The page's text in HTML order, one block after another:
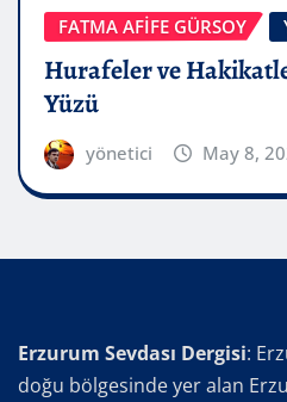
FATMA AFİFE GÜRSOY
Hurafeler ve
Yüzü
yönetici May 8,
Erzurum Sevdası Dergisi:
doğu bölgesinde yer alan